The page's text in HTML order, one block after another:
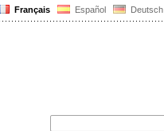
Français Español Deutsch